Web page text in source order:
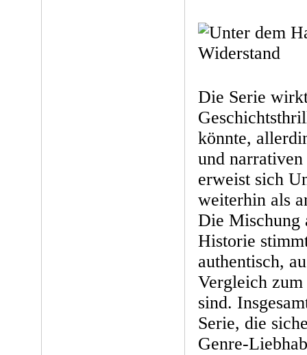
Die Serie
könnte,
und
erweist sich
weiterhin als
Die Mischung
Historie
authentisch,
Vergleich
sind.
Serie, die
Genre-